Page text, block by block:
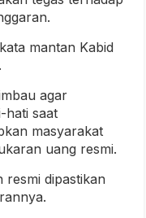
mantan Kabid
agar
hati saat
masyarakat
uang resmi.
dipastikan